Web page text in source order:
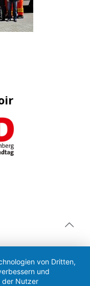
von Dritten,
und
der Nutzer